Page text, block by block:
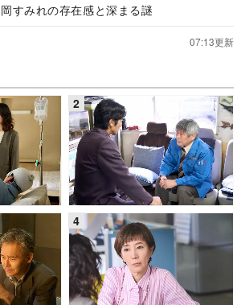
岡すみれの存在感と深まる謎
07:13更新